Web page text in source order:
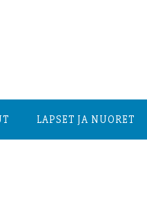
LAPSET JA NUORET